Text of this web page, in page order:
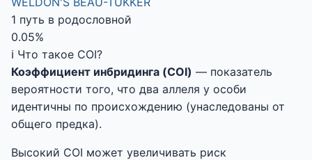
1 путь в родословной
0.05%
ℹ️ Что такое COI?
Коэффициент инбридинга (COI) — показатель
вероятности того, что два аллеля у особи
идентичны по происхождению (унаследованы от
общего предка).
Высокий COI может увеличивать риск